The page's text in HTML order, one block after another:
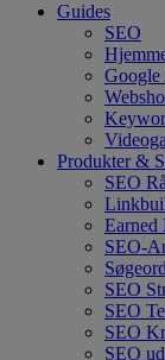
Guides
SEO
Google
Produkter &
SEO
Earned
SEO-
SEO
SEO
SEO
SEO